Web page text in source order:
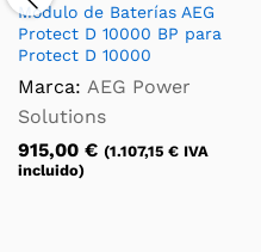
Módulo de Baterías AEG
Protect D 10000 BP para
Protect D 10000
Marca: AEG Power
Solutions
915,00 € (1.107,15 € IVA
incluido)